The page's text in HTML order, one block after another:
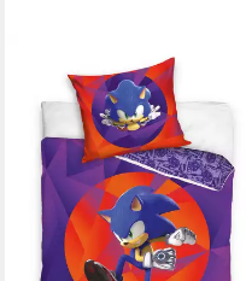
Sonic SEGA Bettwäsche
Sonic Bettwäsche 135 x 200
cm
34,99 €
lieferbar - in 2-3 Werktagen bei dir